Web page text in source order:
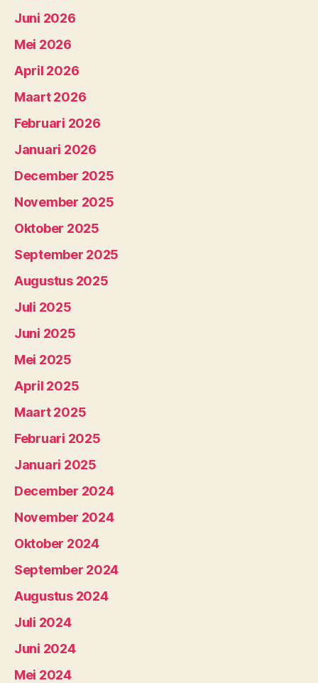
Juni 2026
Mei 2026
April 2026
Maart 2026
Februari 2026
Januari 2026
December 2025
November 2025
Oktober 2025
September 2025
Augustus 2025
Juli 2025
Juni 2025
Mei 2025
April 2025
Maart 2025
Februari 2025
Januari 2025
December 2024
November 2024
Oktober 2024
September 2024
Augustus 2024
Juli 2024
Juni 2024
Mei 2024